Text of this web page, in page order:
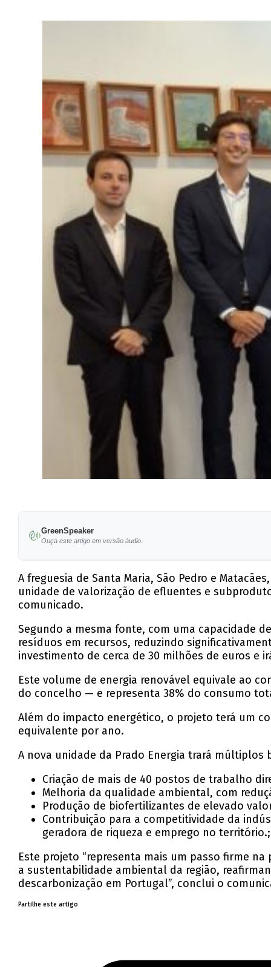
GreenSpeaker
Ouça este artigo em versão áudio.
A freguesia de Santa Maria, São Pedro e
unidade de valorização de efluentes e
comunicado.
Segundo a mesma fonte, com uma capacidade
resíduos em recursos, reduzindo
investimento de cerca de 30 milhões de euros e
Este volume de energia renovável equivale ao
do concelho — e representa 38% do consumo
Além do impacto energético, o projeto terá um
equivalente por ano.
A nova unidade da Prado Energia trará
Criação de mais de 40 postos de trabalho
Melhoria da qualidade ambiental, com
Produção de biofertilizantes de elevado
Contribuição para a competitividade da
geradora de riqueza e emprego no território.;
Este projeto “representa mais um passo firme
a sustentabilidade ambiental da região,
descarbonização em Portugal”, conclui o
Partilhe este artigo